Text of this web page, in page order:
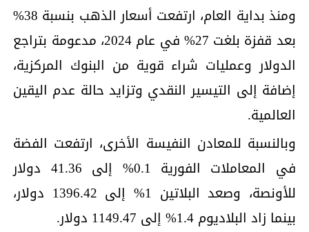
ومنذ بداية العام، ارتفعت أسعار الذهب بنسبة 38%
بعد قفزة بلغت 27% في عام 2024، مدعومة بتراجع
الدولار وعمليات شراء قوية من البنوك المركزية،
إضافة إلى التيسير النقدي وتزايد حالة عدم اليقين
العالمية.
وبالنسبة للمعادن النفيسة الأخرى، ارتفعت الفضة
في المعاملات الفورية 0.1% إلى 41.36 دولار
للأونصة، وصعد البلاتين 1% إلى 1396.42 دولار،
بينما زاد البلاديوم 1.4% إلى 1149.47 دولار.